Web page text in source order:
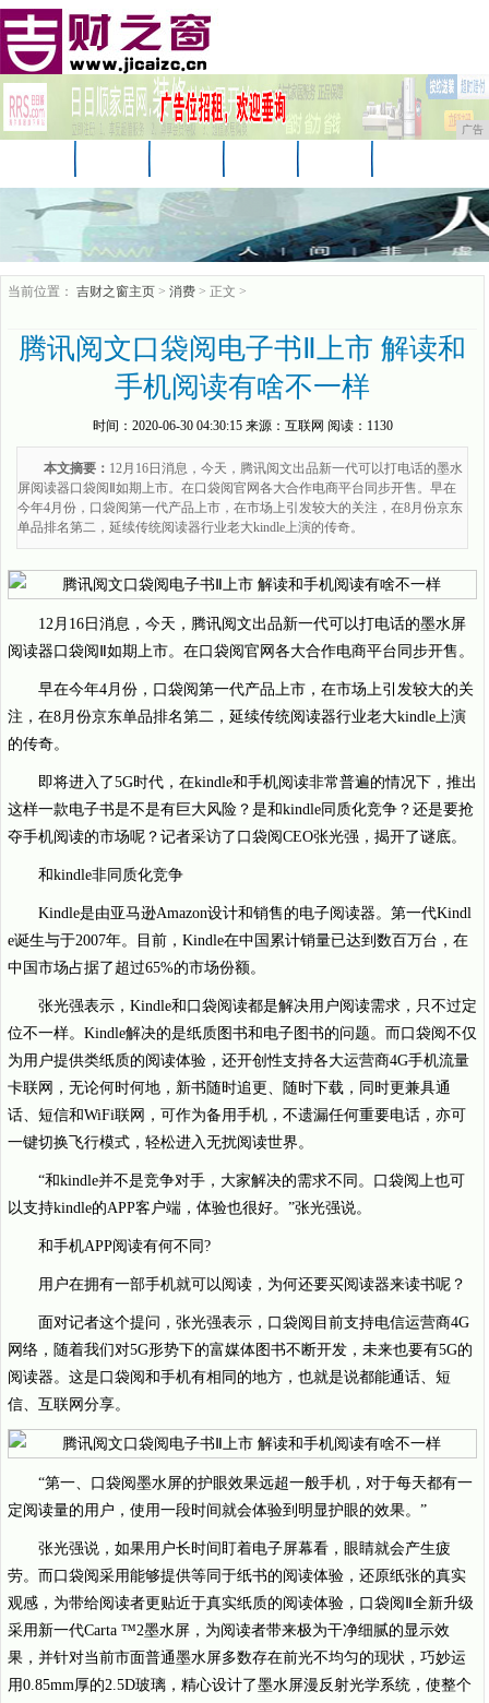
广告
企业 游戏
当前位置： 吉财之窗主页 > 消费 > 正文 >
腾讯阅文口袋阅电子书Ⅱ上市 解读和
手机阅读有啥不一样
时间： 2020-06-30 04:30:15来源： 互联网 阅读：1130
本文摘要： 12月16日消息，今天，腾讯阅文出品新一代可以打电话的墨水
屏阅读器口袋阅Ⅱ如期上市。在口袋阅官网各大合作电商平台同步开售。早在
今年4月份，口袋阅第一代产品上市，在市场上引发较大的关注，在8月份京东
单品排名第二，延续传统阅读器行业老大kindle上演的传奇。
12月16日消息，今天，腾讯阅文出品新一代可以打电话的墨水屏
阅读器口袋阅Ⅱ如期上市。在口袋阅官网各大合作电商平台同步开售。
早在今年4月份，口袋阅第一代产品上市，在市场上引发较大的关
注，在8月份京东单品排名第二，延续传统阅读器行业老大kindle上演
的传奇。
即将进入了5G时代，在kindle和手机阅读非常普遍的情况下，推出
这样一款电子书是不是有巨大风险？是和kindle同质化竞争？还是要抢
夺手机阅读的市场呢？记者采访了口袋阅CEO张光强，揭开了谜底。
和kindle非同质化竞争
Kindle是由亚马逊Amazon设计和销售的电子阅读器。第一代Kindl
e诞生与于2007年。目前，Kindle在中国累计销量已达到数百万台，在
中国市场占据了超过65%的市场份额。
张光强表示，Kindle和口袋阅读都是解决用户阅读需求，只不过定
位不一样。Kindle解决的是纸质图书和电子图书的问题。而口袋阅不仅
为用户提供类纸质的阅读体验，还开创性支持各大运营商4G手机流量
卡联网，无论何时何地，新书随时追更、随时下载，同时更兼具通
话、短信和WiFi联网，可作为备用手机，不遗漏任何重要电话，亦可
一键切换飞行模式，轻松进入无扰阅读世界。
“和kindle并不是竞争对手，大家解决的需求不同。口袋阅上也可
以支持kindle的APP客户端，体验也很好。”张光强说。
和手机APP阅读有何不同?
用户在拥有一部手机就可以阅读，为何还要买阅读器来读书呢？
面对记者这个提问，张光强表示，口袋阅目前支持电信运营商4G
网络，随着我们对5G形势下的富媒体图书不断开发，未来也要有5G的
阅读器。这是口袋阅和手机有相同的地方，也就是说都能通话、短
信、互联网分享。
“第一、口袋阅墨水屏的护眼效果远超一般手机，对于每天都有一
定阅读量的用户，使用一段时间就会体验到明显护眼的效果。”
张光强说，如果用户长时间盯着电子屏幕看，眼睛就会产生疲
劳。而口袋阅采用能够提供等同于纸书的阅读体验，还原纸张的真实
观感，为带给阅读者更贴近于真实纸质的阅读体验，口袋阅Ⅱ全新升级
采用新一代Carta ™2墨水屏，为阅读者带来极为干净细腻的显示效
果，并针对当前市面普通墨水屏多数存在前光不均匀的现状，巧妙运
用0.85mm厚的2.5D玻璃，精心设计了墨水屏漫反射光学系统，使整个